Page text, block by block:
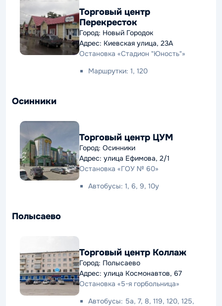
Торговый центр
Перекресток
Город: Новый Городок
Адрес: Киевская улица, 23А
Остановка «Стадион "Юность"»
Маршрутки: 1, 120
Осинники
Торговый центр ЦУМ
Город: Осинники
Адрес: улица Ефимова, 2/1
Остановка «ГОУ № 60»
Автобусы: 1, 6, 9, 10у
Полысаево
Торговый центр Коллаж
Город: Полысаево
Адрес: улица Космонавтов, 67
Остановка «5-я горбольница»
Автобусы: 5а, 7, 8, 119, 120, 125,